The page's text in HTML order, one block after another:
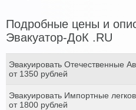
Подробные цены и
Эвакуатор-ДоК .RU
Эвакуировать Отечественные
от 1350 рублей
Эвакуировать Импортные
от 1800 рублей